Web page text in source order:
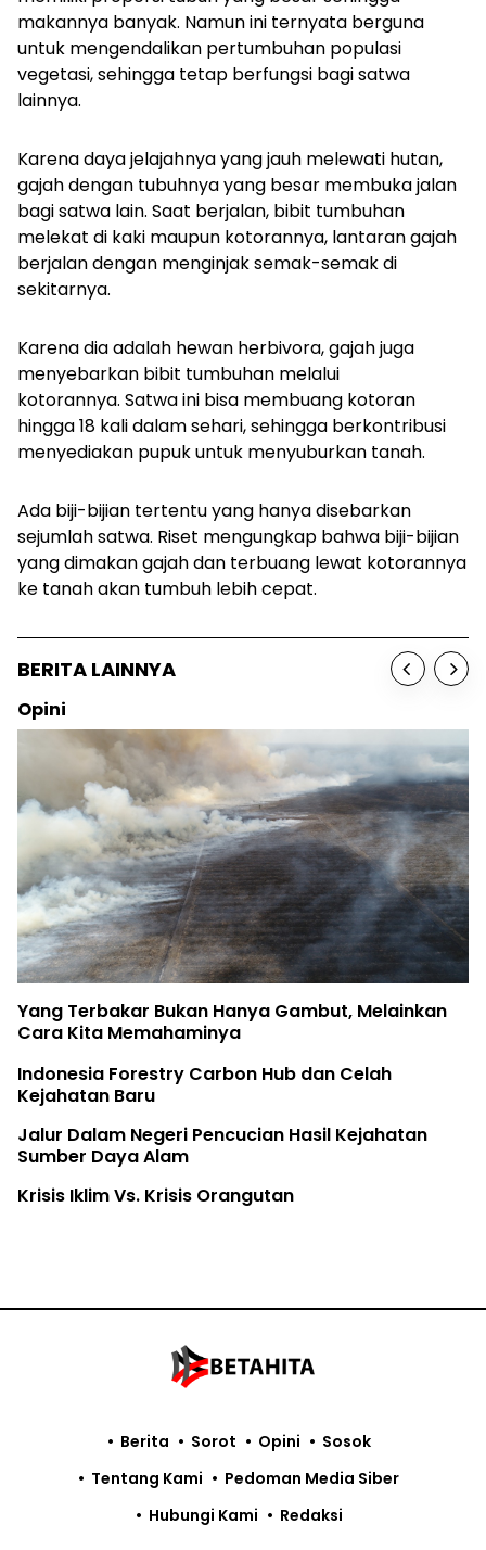
makannya banyak. Namun ini ternyata berguna
untuk mengendalikan pertumbuhan populasi
vegetasi, sehingga tetap berfungsi bagi satwa
lainnya.
Karena daya jelajahnya yang jauh melewati hutan,
gajah dengan tubuhnya yang besar membuka jalan
bagi satwa lain. Saat berjalan, bibit tumbuhan
melekat di kaki maupun kotorannya, lantaran gajah
berjalan dengan menginjak semak-semak di
sekitarnya.
Karena dia adalah hewan herbivora, gajah juga
menyebarkan bibit tumbuhan melalui
kotorannya. Satwa ini bisa membuang kotoran
hingga 18 kali dalam sehari, sehingga berkontribusi
menyediakan pupuk untuk menyuburkan tanah.
Ada biji-bijian tertentu yang hanya disebarkan
sejumlah satwa. Riset mengungkap bahwa biji-bijian
yang dimakan gajah dan terbuang lewat kotorannya
ke tanah akan tumbuh lebih cepat.
BERITA LAINNYA
Opini
Yang Terbakar Bukan Hanya Gambut, Melainkan
Cara Kita Memahaminya
Indonesia Forestry Carbon Hub dan Celah
Kejahatan Baru
Jalur Dalam Negeri Pencucian Hasil Kejahatan
Sumber Daya Alam
Krisis Iklim Vs. Krisis Orangutan
Berita Sorot Opini
Sosok
Tentang Kami
Pedoman Media Siber
Hubungi Kami
Redaksi